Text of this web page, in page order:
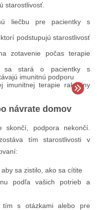
starostlivosť.
návrate domov
podpora nekončí.
tím starostlivosti v
sa zistilo, ako sa cítite
podľa vašich potrieb a
s otázkami alebo pre